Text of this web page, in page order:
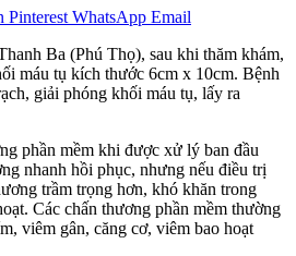
Pinterest WhatsApp Email
Ba (Phú Thọ), sau khi thăm khám,
máu tụ kích thước 6cm x 10cm. Bệnh
giải phóng khối máu tụ, lấy ra
phần mềm khi được xử lý ban đầu
nhanh hồi phục, nhưng nếu điều trị
trầm trọng hơn, khó khăn trong
Các chấn thương phần mềm thường
viêm gân, căng cơ, viêm bao hoạt